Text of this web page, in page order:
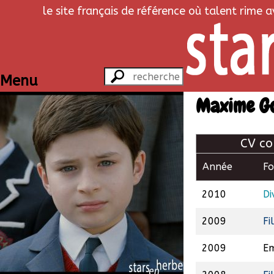
le site français de référence où talent rime
Menu
Maxime
CV
Année
2010
2009
2009